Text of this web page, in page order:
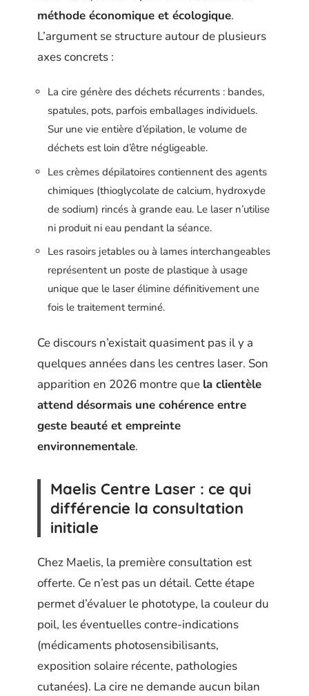
méthode économique et écologique.
L’argument se structure autour de plusieurs
axes concrets :
La cire génère des déchets récurrents : bandes,
spatules, pots, parfois emballages individuels.
Sur une vie entière d’épilation, le volume de
déchets est loin d’être négligeable.
Les crèmes dépilatoires contiennent des agents
chimiques (thioglycolate de calcium, hydroxyde
de sodium) rincés à grande eau. Le laser n’utilise
ni produit ni eau pendant la séance.
Les rasoirs jetables ou à lames interchangeables
représentent un poste de plastique à usage
unique que le laser élimine définitivement une
fois le traitement terminé.
Ce discours n’existait quasiment pas il y a
quelques années dans les centres laser. Son
apparition en 2026 montre que la clientèle
attend désormais une cohérence entre
geste beauté et empreinte
environnementale.
Maelis Centre Laser : ce qui
différencie la consultation
initiale
Chez Maelis, la première consultation est
offerte. Ce n’est pas un détail. Cette étape
permet d’évaluer le phototype, la couleur du
poil, les éventuelles contre-indications
(médicaments photosensibilisants,
exposition solaire récente, pathologies
cutanées). La cire ne demande aucun bilan